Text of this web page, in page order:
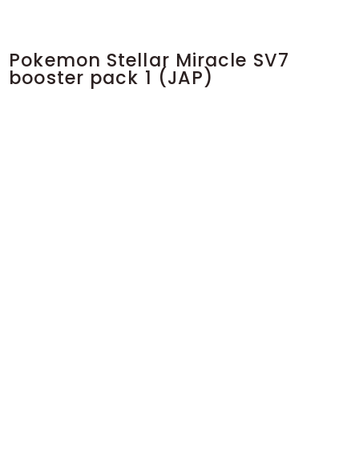
Pokemon Stellar Miracle SV7
booster pack 1 (JAP)